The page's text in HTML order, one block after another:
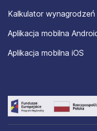
Kalkulator wynagrodzeń
Aplikacja mobilna
Aplikacja mobilna iOS